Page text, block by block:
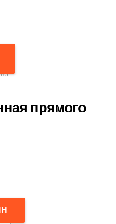
прямого